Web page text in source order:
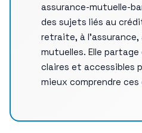
assurance-mutuelle-
des sujets liés au
retraite, à
mutuelles. Elle
claires et accessibles
mieux comprendre ces